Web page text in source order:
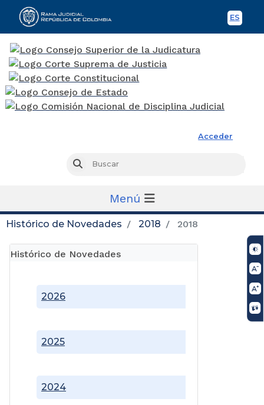
ES
Acceder
Buscar
Menú
Histórico de Novedades 2018 2018
Histórico de Novedades
2024
2025
2026